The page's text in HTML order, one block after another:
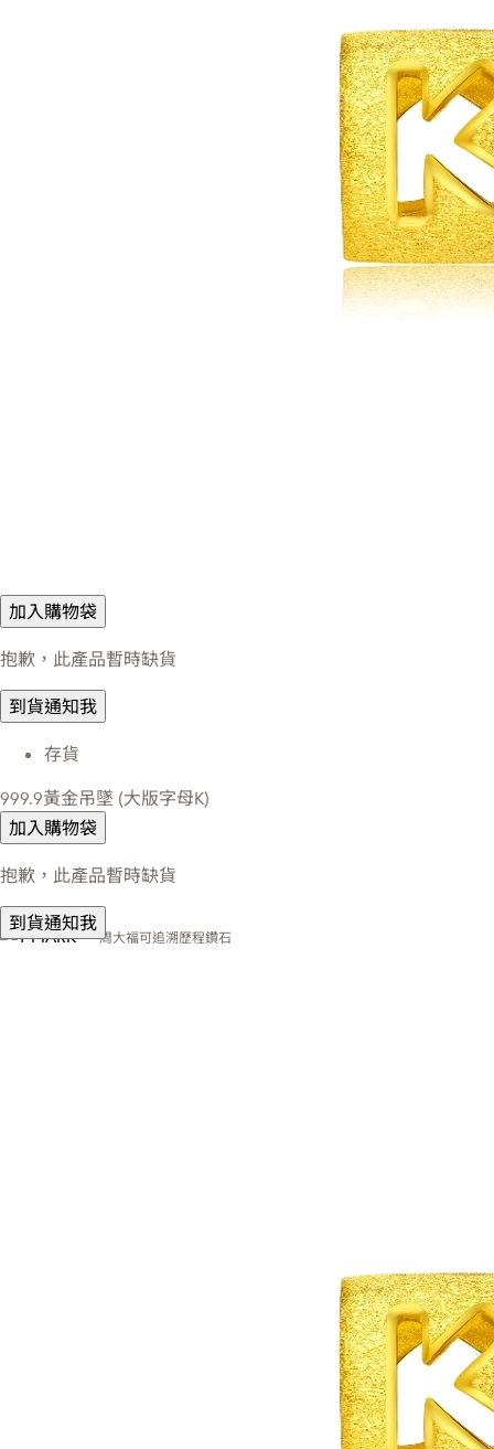
加入購物袋
抱歉，此產品暫時缺貨
到貨通知我
存貨
999.9黃金吊墜 (大版字母K)
加入購物袋
抱歉，此產品暫時缺貨
到貨通知我
周大福可追溯歷程鑽石